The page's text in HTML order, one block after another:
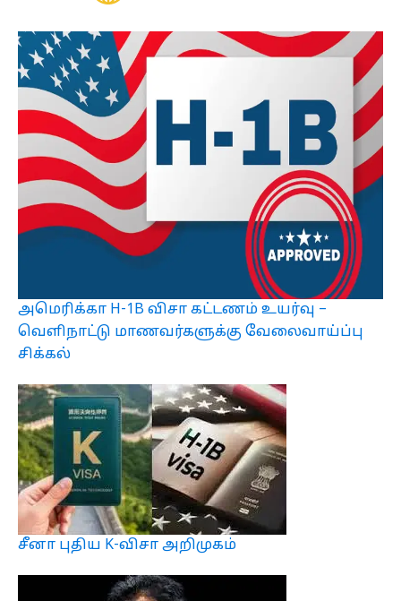
அமெரிக்கா H-1B விசா கட்டணம் உயர்வு –
வெளிநாட்டு மாணவர்களுக்கு வேலைவாய்ப்பு
சிக்கல்
சீனா புதிய K-விசா அறிமுகம்